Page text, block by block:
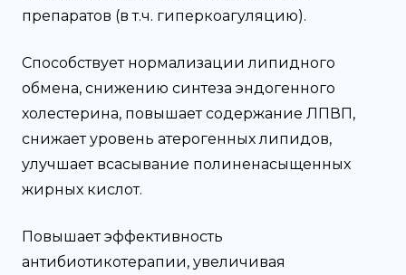
препаратов (в т.ч. гиперкоагуляцию).
Способствует нормализации липидного
обмена, снижению синтеза эндогенного
холестерина, повышает содержание ЛПВП,
снижает уровень атерогенных липидов,
улучшает всасывание полиненасыщенных
жирных кислот.
Повышает эффективность
антибиотикотерапии, увеличивая